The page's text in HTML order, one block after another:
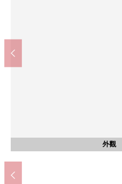
外觀
外觀
外觀
外觀
停車場
含有前面道路
含有前面道路
相模原市立上溝中
步行38分鐘